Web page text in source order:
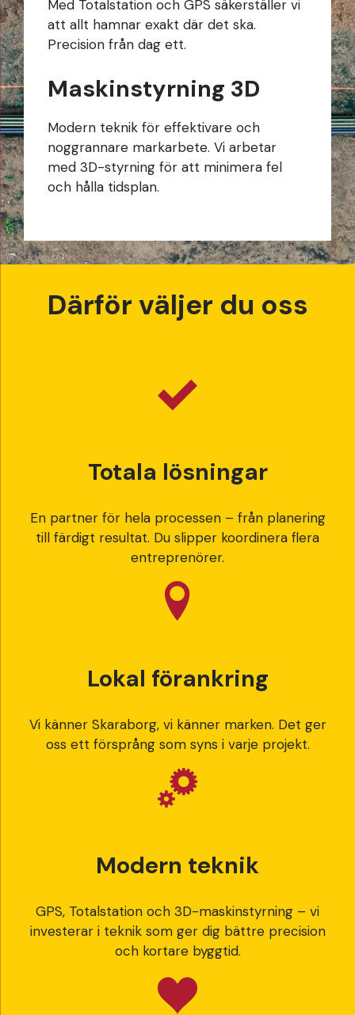
Med Totalstation och GPS säkerställer vi
att allt hamnar exakt där det ska.
Precision från dag ett.
Maskinstyrning 3D
Modern teknik för effektivare och
noggrannare markarbete. Vi arbetar
med 3D-styrning för att minimera fel
och hålla tidsplan.
Därför väljer du oss
Totala lösningar
En partner för hela processen – från planering
till färdigt resultat. Du slipper koordinera flera
entreprenörer.
Lokal förankring
Vi känner Skaraborg, vi känner marken. Det ger
oss ett försprång som syns i varje projekt.
Modern teknik
GPS, Totalstation och 3D-maskinstyrning – vi
investerar i teknik som ger dig bättre precision
och kortare byggtid.